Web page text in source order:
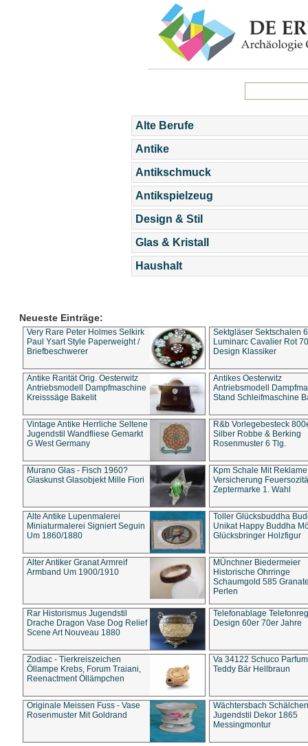
Alte Berufe
Antike
Antikschmuck
Antikspielzeug
Design & Stil
Glas & Kristall
Haushalt
Neueste Einträge:
Very Rare Peter Holmes Selkirk
Paul Ysart Style Paperweight /
Briefbeschwerer
Sektgläser Sektschalen
Luminarc Cavalier Rot
Design Klassiker
Antike Rarität Orig. Oesterwitz
Antriebsmodell Dampfmaschine
Kreisssäge Bakelit
Antikes Oesterwitz
Antriebsmodell
Stand Schleifmaschine
Vintage Antike Herrliche Seltene
Jugendstil Wandfliese Gemarkt
G West Germany
R&b Vorlegebesteck
Silber Robbe & Berking
Rosenmuster 6 Tlg.
Murano Glas - Fisch 1960?
Glaskunst Glasobjekt Mille Fiori
Kpm Schale Mit Reklame
Versicherung
Zeptermarke 1. Wahl
Alte Antike Lupenmalerei
Miniaturmalerei Signiert Seguin
Um 1860/1880
Toller Glücksbuddha
Unikat Happy Buddha
Glücksbringer Holzfigur
Alter Antiker Granat Armreif
Armband Um 1900/1910
MÜnchner Biedermeier
Historische Ohrringe
Schaumgold 585
Perlen
Rar Historismus Jugendstil
Drache Dragon Vase Dog Relief
Scene Art Nouveau 1880
Telefonablage
Design 60er 70er Jahre
Zodiac - Tierkreiszeichen
Öllampe Krebs, Forum Traiani,
Reenactment Öllämpchen
Va 34122 Schuco
Teddy Bär Hellbraun
Originale Meissen Fuss - Vase
Rosenmuster Mit Goldrand
Wächtersbach Schälchen
Jugendstil Dekor 1865
Messingmontur